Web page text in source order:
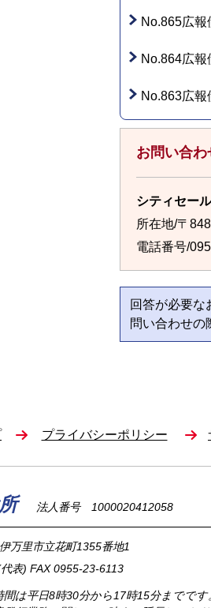
No.865広
No.864広
No.863広
お問い合わ
シティセー
所在地/〒
電話番号/
回答が必要な
問い合わせの
プライバシーポリシー
所 法人番号 1000020412058
万里市立花町1355番地1
表) FAX 0955-23-6113
間は平日8時30分から17時15分までです